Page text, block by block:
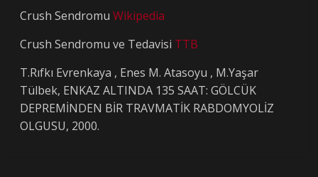
Crush SendromuWikipedia
Crush Sendromu ve Tedavisi TTB
T.Rıfkı Evrenkaya , Enes M. Atasoyu , M.Yaşar
Tülbek, ENKAZ ALTINDA 135 SAAT: GÖLCÜK
DEPREMİNDEN BİR TRAVMATİK RABDOMYOLİZ
OLGUSU, 2000.